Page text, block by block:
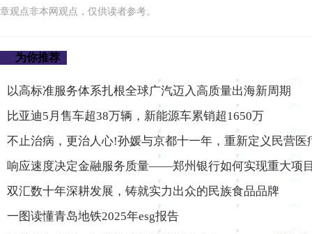
章观点非本网观点，仅供读者参考。
为你推荐
以高标准服务体系扎根全球广汽迈入高质量出海新周期
比亚迪5月售车超38万辆，新能源车累销超1650万
不止治病，更治人心!孙媛与京都十一年，重新定义民营医
响应速度决定金融服务质量——郑州银行如何实现重大项
双汇数十年深耕发展，铸就实力出众的民族食品品牌
一图读懂青岛地铁2025年esg报告